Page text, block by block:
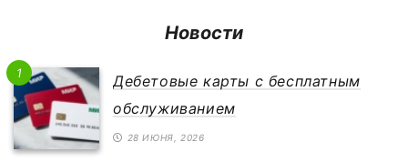
Новости
1
Дебетовые карты с бесплатным
обслуживанием
28 ИЮНЯ, 2026